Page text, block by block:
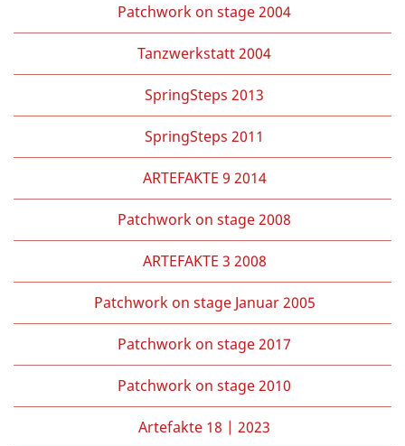
Patchwork on stage 2004
Tanzwerkstatt 2004
SpringSteps 2013
SpringSteps 2011
ARTEFAKTE 9 2014
Patchwork on stage 2008
ARTEFAKTE 3 2008
Patchwork on stage Januar 2005
Patchwork on stage 2017
Patchwork on stage 2010
Artefakte 18 | 2023